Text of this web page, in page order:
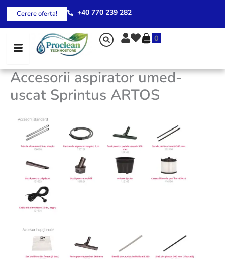
Skip
content
Cerere oferta! +40 770 239 282
0
Accesorii aspirator umed-
uscat Sprintus ARTOS